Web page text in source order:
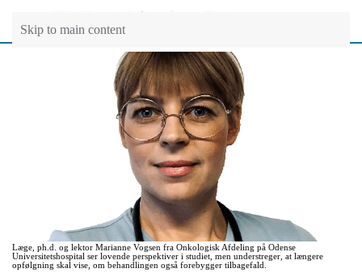
Skip to main content
Læge, ph.d. og lektor Marianne Vogsen fra Onkologisk Afdeling på Odense
Universitetshospital ser lovende perspektiver i studiet, men understreger, at længere
opfølgning skal vise, om behandlingen også forebygger tilbagefald.